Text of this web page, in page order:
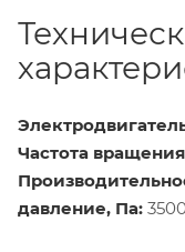
Частота
давление, Па: